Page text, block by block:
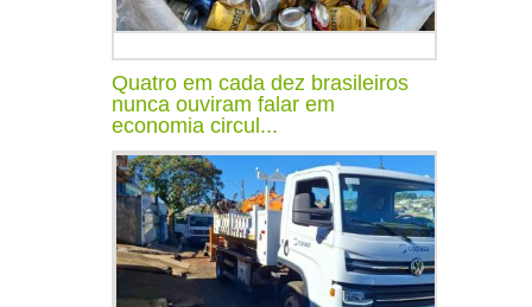
Quatro em cada dez brasileiros
nunca ouviram falar em
economia circul...